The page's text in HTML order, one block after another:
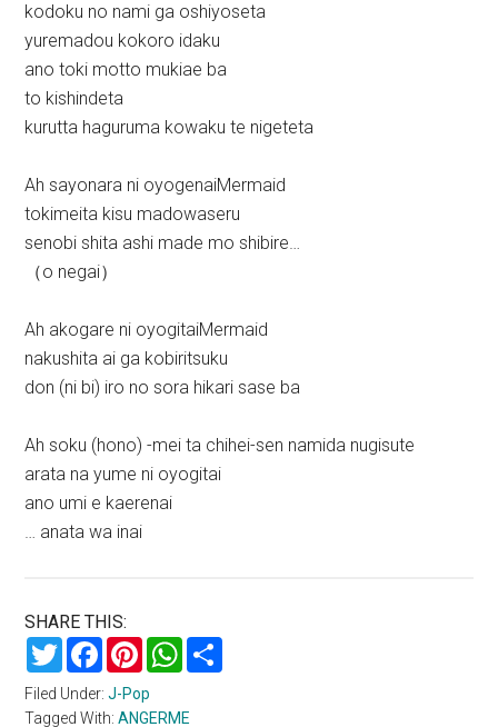
kodoku no nami ga oshiyoseta
yuremadou kokoro idaku
ano toki motto mukiae ba
to kishindeta
kurutta haguruma kowaku te nigeteta
Ah sayonara ni oyogenaiMermaid
tokimeita kisu madowaseru
senobi shita ashi made mo shibire…
（o negai）
Ah akogare ni oyogitaiMermaid
nakushita ai ga kobiritsuku
don (ni bi) iro no sora hikari sase ba
Ah soku (hono) -mei ta chihei-sen namida nugisute
arata na yume ni oyogitai
ano umi e kaerenai
… anata wa inai
SHARE THIS:
TwitterFacebookPinterestWhatsApp
Filed Under:J-Pop
Tagged With:ANGERME